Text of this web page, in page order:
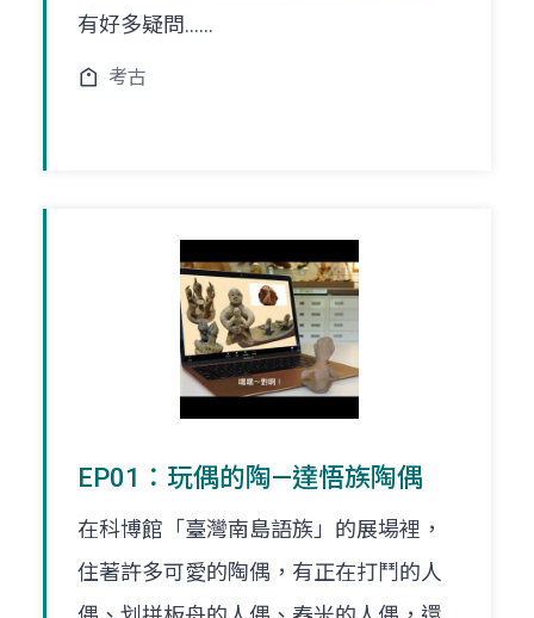
有好多疑問......
考古
EP01：玩偶的陶—達悟族陶偶
在科博館「臺灣南島語族」的展場裡，
住著許多可愛的陶偶，有正在打鬥的人